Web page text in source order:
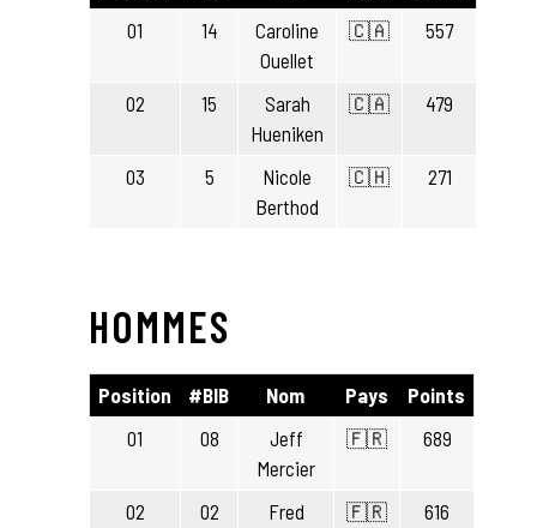
01
14
Caroline
Ouellet
🇨🇦 557
02 15
Sarah
Hueniken
🇨🇦 479
03 5
Nicole
Berthod
🇨🇭 271
HOMMES
Position #BIB Nom Pays
Points
01
08
Jeff
Mercier
🇫🇷 689
02 02
Fred
🇫🇷 616